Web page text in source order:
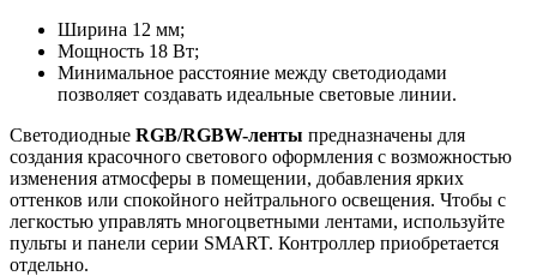
Ширина 12 мм;
Мощность 18 Вт;
Минимальное расстояние между светодиодами
позволяет создавать идеальные световые линии.
Светодиодные RGB/RGBW-ленты предназначены для
создания красочного светового оформления с возможностью
изменения атмосферы в помещении, добавления ярких
оттенков или спокойного нейтрального освещения. Чтобы с
легкостью управлять многоцветными лентами, используйте
пульты и панели серии SMART. Контроллер приобретается
отдельно.